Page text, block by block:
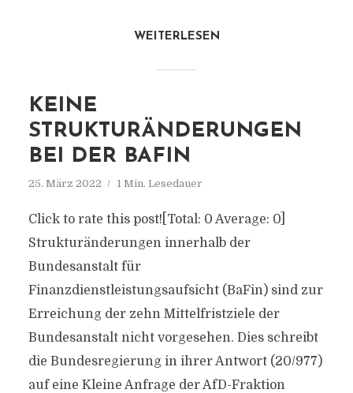
WEITERLESEN
KEINE
STRUKTURÄNDERUNGEN
BEI DER BAFIN
25. März 2022 1 Min. Lesedauer
Click to rate this post![Total: 0 Average: 0]
Strukturänderungen innerhalb der
Bundesanstalt für
Finanzdienstleistungsaufsicht (BaFin) sind zur
Erreichung der zehn Mittelfristziele der
Bundesanstalt nicht vorgesehen. Dies schreibt
die Bundesregierung in ihrer Antwort (20/977)
auf eine Kleine Anfrage der AfD-Fraktion